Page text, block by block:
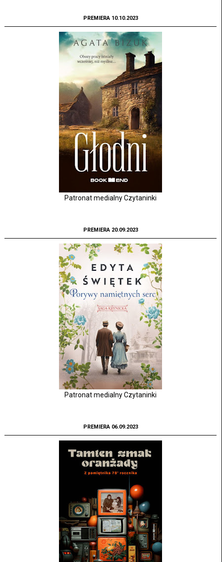
PREMIERA 10.10.2023
Patronat medialny Czytaninki
PREMIERA 20.09.2023
Patronat medialny Czytaninki
PREMIERA 06.09.2023